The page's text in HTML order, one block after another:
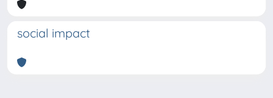
social impact